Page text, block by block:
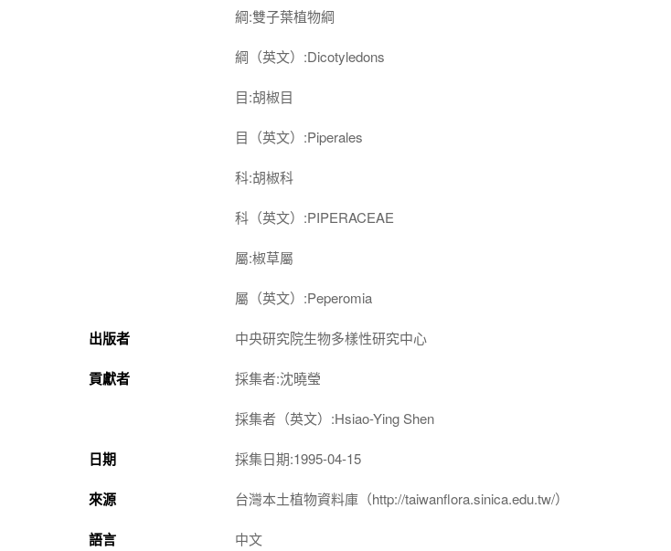
綱:雙子葉植物綱
綱（英文）:Dicotyledons
目:胡椒目
目（英文）:Piperales
科:胡椒科
科（英文）:PIPERACEAE
屬:椒草屬
屬（英文）:Peperomia
出版者 中央研究院生物多樣性研究中心
貢獻者 採集者:沈曉瑩
採集者（英文）:Hsiao-Ying Shen
日期 採集日期:1995-04-15
來源 台灣本土植物資料庫（http://taiwanflora.sinica.edu.tw/）
語言 中文